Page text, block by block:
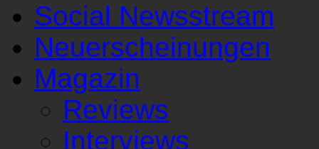
Social Newsstream
Neuerscheinungen
Magazin
Reviews
Interviews